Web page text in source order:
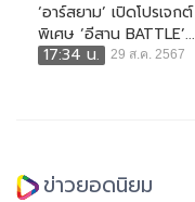
‘อาร์สยาม’ เปิดโปรเจกต์
พิเศษ ‘อีสาน BATTLE’...
17:34 น.
29 ส.ค. 2567
ข่าวยอดนิยม